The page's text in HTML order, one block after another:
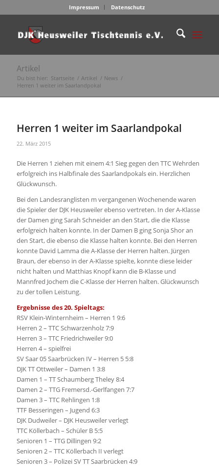
Impressum Datenschutz
Artikel
Du bist hier: Startseite / Artikel / News /
Herren 1 weiter im Saarlandpokal
Herren 1 weiter im Saarlandpokal
22. März 2015
Die Herren 1 ziehen mit einem 4:1 Sieg gegen den TTC Wehrden
erfolgreich ins Halbfinale des Saarlandpokals ein. Herzlichen
Glückwunsch.
Bei den Landesranglisten m vergangenen Wochenende waren
die Spieler der DJK Heusweiler ebenso vertreten. In der A-Klasse
der Damen ging Sarah Schneider an den Start, die die Klasse
erfolgreich halten konnte. In der Damen B ging Sonja Shor an
den Start, die ebenso die Klasse halten konnte. Bei den Herren
konnte David Lamma die A-Klasse der Herren halten. Jürgen
Braun, der ebenso in der A-Klasse spielte, konnte diese leider
nicht halten und Matthias Knopf kann die B-Klasse und
Mannfred Jochem die C-Klasse der Herren halten. Glückwunsch
zu der tollen Leistung.
Ergebnisse des 20. Spieltags:
RSV Klein-Winternheim – Herren 1 9:6
Herren 2 – TTC Schwarzenholz 7:9
Herren 3 – TTC Friedrichweiler 9:0
Herren 4 – spielfrei
SV Saar 05 Saarbrücken IV – Herren 5 5:8
DJK TT Ottweiler – Damen 1 3:8
Damen 1 – TT Schaumberg Theley 8:4
Damen 2 – TTG Fremersd.-Gerlfangen 7:7
Damen 3 – TTC Rehlingen 1:8
TTF Besseringen – Jugend 6:3
DJK Dudweiler – DJK Heusweiler verlegt
TTC Köllerbach – Schüler B 5:5
Senioren 1 – TTG Dillingen 9:2
Senioren 2 – TTC Köllerbach II verlegt
Senioren 3 – Polizei SV TT Saarbrücken 4:9